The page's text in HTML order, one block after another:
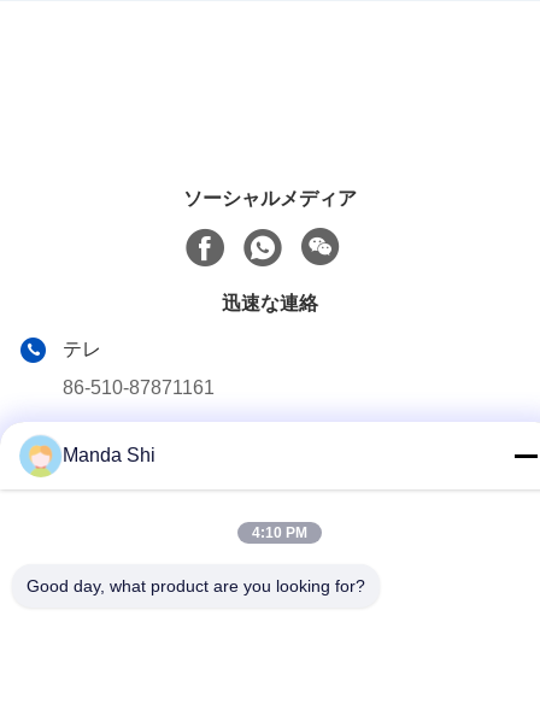
ソーシャルメディア
迅速な連絡
テレ
86-510-87871161
中国江苏市イキシン市ヘキアオ工業区 興河路1号
Manda Shi
4:10 PM
Good day, what product are you looking for?